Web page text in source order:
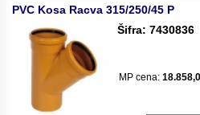
PVC Kosa Racva 315/250/45 P
Šifra: 7430836
MP cena: